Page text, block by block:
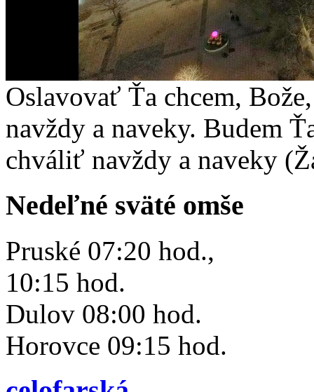
Oslavovať Ťa chcem,
navždy a naveky. Budem
chváliť navždy a naveky
Nedeľné sväté omše
Pruské 07:20 hod.,
10:15 hod.
Dulov 08:00 hod.
Horovce 09:15 hod.